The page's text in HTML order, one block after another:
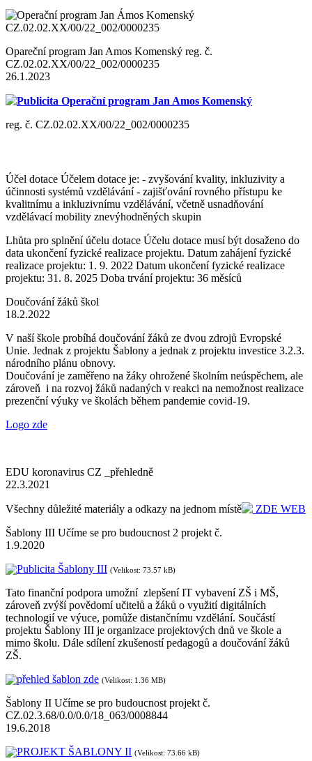
Opareční program Jan Amos Komenský reg. č.
CZ.02.02.XX/00/22_002/0000235
26.1.2023
Publicita Operační program Jan Amos Komenský
reg. č. CZ.02.02.XX/00/22_002/0000235
Účel dotace Účelem dotace je: - zvyšování kvality, inkluzivity a
účinnosti systémů vzdělávání - zajišťování rovného přístupu ke
kvalitnímu a inkluzivnímu vzdělávání, včetně usnadňování
vzdělávací mobility znevýhodněných skupin
Lhůta pro splnění účelu dotace Účelu dotace musí být dosaženo do
data ukončení fyzické realizace projektu. Datum zahájení fyzické
realizace projektu: 1. 9. 2022 Datum ukončení fyzické realizace
projektu: 31. 8. 2025 Doba trvání projektu: 36 měsíců
Doučování žáků škol
18.2.2022
V naší škole probíhá doučování žáků ze dvou zdrojů Evropské
Unie. Jednak z projektu Šablony a jednak z projektu investice 3.2.3.
národního plánu obnovy.
Doučování je zaměřeno na žáky ohrožené školním neúspěchem, ale
zároveň i na rozvoj žáků nadaných v reakci na nemožnost realizace
prezenční výuky ve školách během pandemie covid-19.
Logo zde
EDU koronavirus CZ _přehledně
22.3.2021
Všechny důležité materiály a odkazy na jednom místě
ZDE WEB
Šablony III Učíme se pro budoucnost 2 projekt č.
1.9.2020
Publicita Šablony III (Velikost: 73.57 kB)
Tato finanční podpora umožní zlepšení IT vybavení ZŠ i MŠ,
zároveň zvýší povědomí učitelů a žáků o využití digitálních
technologií ve výuce, pomůže distančnímu vzdělání. Součástí
projektu Šablony III je organizace projektových dnů ve škole a
mimo školu. Dále sdílení zkušeností pedagogů a doučování žáků
ZŠ.
přehled šablon zde (Velikost: 1.36 MB)
Šablony II Učíme se pro budoucnost projekt č.
CZ.02.3.68/0.0/0.0/18_063/0008844
19.6.2018
PROJEKT ŠABLONY II (Velikost: 73.66 kB)